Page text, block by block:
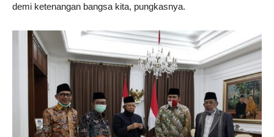
demi ketenangan bangsa kita, pungkasnya.